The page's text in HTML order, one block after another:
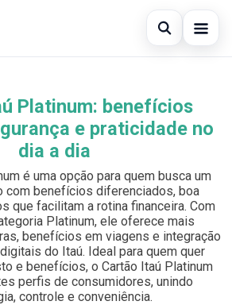
Abrir busca
×
buscar ou ESC para fechar.
Platinum: benefícios
e praticidade no
dia a dia
é uma opção para quem busca um
com benefícios diferenciados, boa
que facilitam a rotina financeira. Com
Platinum, ele oferece mais
benefícios em viagens e integração
do Itaú. Ideal para quem quer
e benefícios, o Cartão Itaú Platinum
perfis de consumidores, unindo
controle e conveniência.